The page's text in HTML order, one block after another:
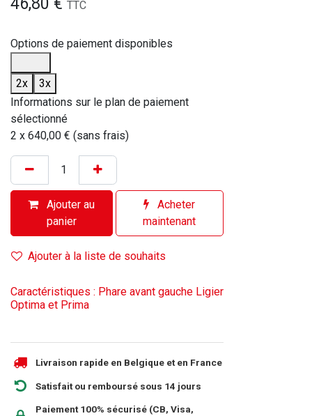
TTC
Options de paiement disponibles
2x
3x
Informations sur le plan de paiement
sélectionné
2 x 640,00 € (sans frais)
Ajouter au
panier
Acheter
maintenant
Ajouter à la liste de souhaits
Caractéristiques : Phare avant gauche Ligier
Optima et Prima
Livraison rapide en Belgique et en France
Satisfait ou remboursé sous 14 jours
Paiement 100% sécurisé (CB, Visa,